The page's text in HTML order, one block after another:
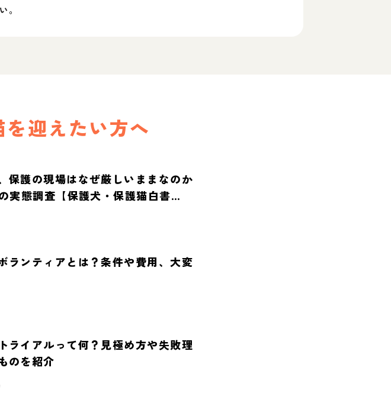
。
迎えたい方へ
保護の現場はなぜ厳しいままなのか
実態調査【保護犬・保護猫白書
ランティアとは？条件や費用、大変
ライアルって何？見極め方や失敗理
のを紹介